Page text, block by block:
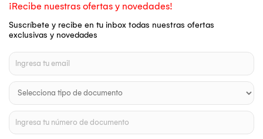
¡Recibe nuestras ofertas y novedades!
Suscríbete y recibe en tu inbox todas nuestras ofertas
exclusivas y novedades